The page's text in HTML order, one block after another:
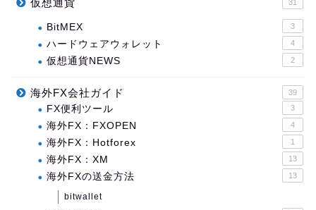
仮想通貨 31
BitMEX 3
ハードウェアウォレット 4
仮想通貨NEWS 2
海外FX会社ガイド 39
FX便利ツール 3
海外FX：FXOPEN 4
海外FX：Hotforex 1
海外FX：XM 13
海外FXの送金方法 13
bitwallet